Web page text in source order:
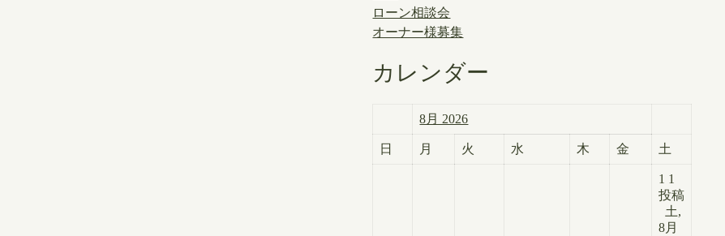
ローン相談会
オーナー様募集
カレンダー
8月 2026
日 月 火 水 木 金 土
1 1
投稿
土,
8月